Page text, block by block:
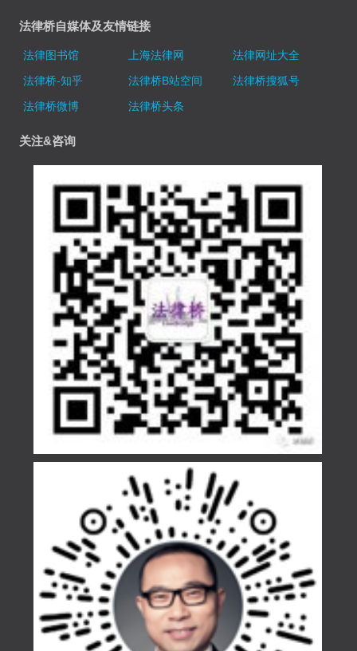
法律桥自媒体及友情链接
法律图书馆 上海法律网
法律网址大全
法律桥-知乎
法律桥B站空间
法律桥搜狐号
法律桥微博
法律桥头条
关注&咨询